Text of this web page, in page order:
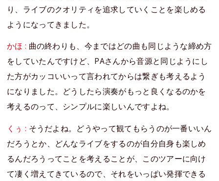
り、ライブのクオリティを追求していくことを楽しめる
ようになってきました。
かほ : 曲の終わりも、今まではどの曲も同じような締め方
をしていたんですけど、PAさんから音源と同じようにし
た方がカッコいいって言われてからは繋ぎも考えるよう
になりました。どうしたら演奏がもっと良くなるのかを
考えるのって、シンプルに楽しいんですよね。
くぅ : そうだよね。どうやって観てもらうのが一番いいん
だろうとか、どんなライブをするのが自分自身も楽しめ
るんだろうってことを考えることが、このツアーに向け
て凄く増えてきているので、それをいっぱい発揮できる